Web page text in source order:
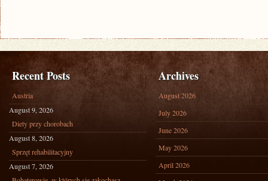
Recent Posts
Austria
August 9, 2026
Diety przy chorobach
August 8, 2026
Sprzęt rehabilitacyjny
August 7, 2026
Archives
August 2026
July 2026
June 2026
May 2026
April 2026